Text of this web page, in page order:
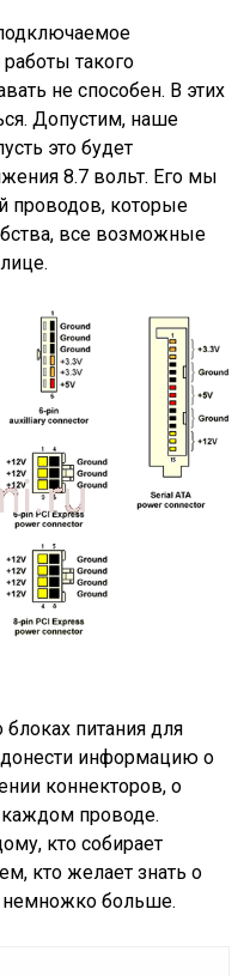
такого
не способен. В этих
Допустим, наше
это будет
8.7 вольт. Его мы
проводов, которые
все возможные
блоках питания для
информацию о
коннекторов, о
проводе.
кто собирает
кто желает знать о
немножко больше.